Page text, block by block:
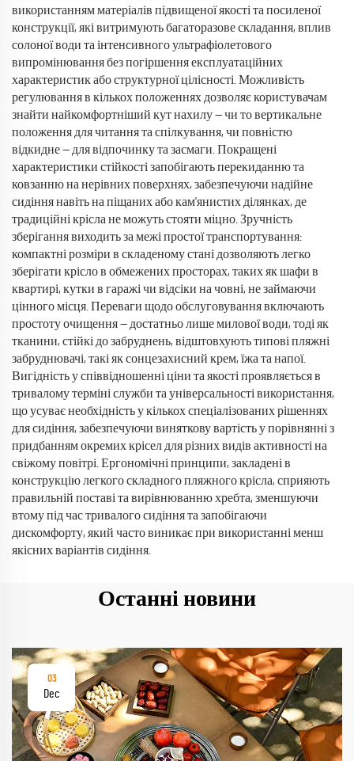
використанням матеріалів підвищеної якості та посиленої
конструкції, які витримують багаторазове складання, вплив
солоної води та інтенсивного ультрафіолетового
випромінювання без погіршення експлуатаційних
характеристик або структурної цілісності. Можливість
регулювання в кількох положеннях дозволяє користувачам
знайти найкомфортніший кут нахилу — чи то вертикальне
положення для читання та спілкування, чи повністю
відкидне — для відпочинку та засмаги. Покращені
характеристики стійкості запобігають перекиданню та
ковзанню на нерівних поверхнях, забезпечуючи надійне
сидіння навіть на піщаних або кам'янистих ділянках, де
традиційні крісла не можуть стояти міцно. Зручність
зберігання виходить за межі простої транспортування:
компактні розміри в складеному стані дозволяють легко
зберігати крісло в обмежених просторах, таких як шафи в
квартирі, кутки в гаражі чи відсіки на човні, не займаючи
цінного місця. Переваги щодо обслуговування включають
простоту очищення — достатньо лише милової води, тоді як
тканини, стійкі до забруднень, відштовхують типові пляжні
забруднювачі, такі як сонцезахисний крем, їжа та напої.
Вигідність у співвідношенні ціни та якості проявляється в
тривалому терміні служби та універсальності використання,
що усуває необхідність у кількох спеціалізованих рішеннях
для сидіння, забезпечуючи виняткову вартість у порівнянні з
придбанням окремих крісел для різних видів активності на
свіжому повітрі. Ергономічні принципи, закладені в
конструкцію легкого складного пляжного крісла, сприяють
правильній поставі та вирівнюванню хребта, зменшуючи
втому під час тривалого сидіння та запобігаючи
дискомфорту, який часто виникає при використанні менш
якісних варіантів сидіння.
Останні новини
03
Dec